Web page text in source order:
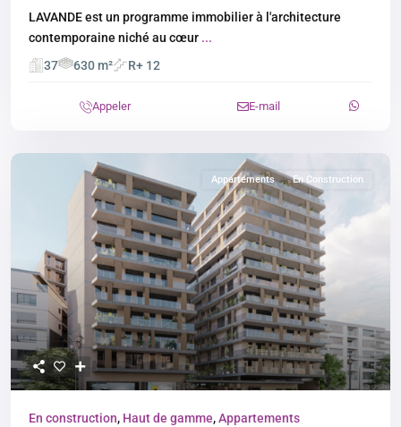
LAVANDE est un programme immobilier à l'architecture
contemporaine niché au cœur ...
37
630 m² R+ 12
Appeler E-mail
Appartements En Construction
En construction, Haut de gamme,Appartements